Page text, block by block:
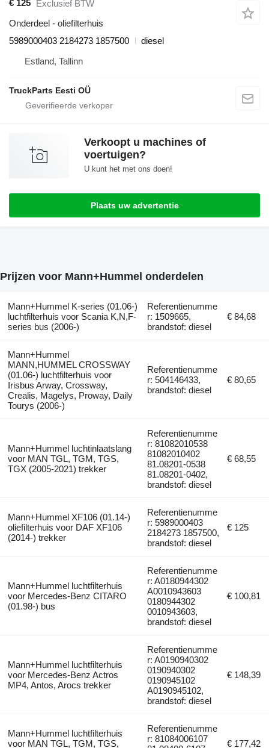
€ 125 Exclusief BTW
Onderdeel - oliefilterhuis
5989000403 2184273 1857500
diesel
Estland, Tallinn
TruckParts Eesti OÜ
Verkoopt u machines of
voertuigen?
U kunt het met ons doen!
Plaats uw advertentie
Prijzen voor Mann+Hummel onderdelen
Mann+Hummel K-series (01.06-)
luchtfilterhuis voor Scania K,N,F-
series bus (2006-)
Referentienumme
r: 1509665,
brandstof: diesel
€ 84,68
Mann+Hummel
MANN,HUMMEL CROSSWAY
(01.06-) luchtfilterhuis voor
Irisbus Arway, Crossway,
Crealis, Magelys, Proway, Daily
Tourys (2006-)
Referentienumme
r: 504146433,
brandstof: diesel
€ 80,65
Mann+Hummel luchtinlaatslang
voor MAN TGL, TGM, TGS,
TGX (2005-2021) trekker
Referentienumme
r: 81082010538
81082010402
81.08201-0538
81.08201-0402,
brandstof: diesel
€ 68,55
Mann+Hummel XF106 (01.14-)
oliefilterhuis voor DAF XF106
(2014-) trekker
Referentienumme
r: 5989000403
2184273 1857500,
brandstof: diesel
€ 125
Mann+Hummel luchtfilterhuis
voor Mercedes-Benz CITARO
(01.98-) bus
Referentienumme
r: A0180944302
A0010943603
0180944302
0010943603,
brandstof: diesel
€ 100,81
Mann+Hummel luchtfilterhuis
voor Mercedes-Benz Actros
MP4, Antos, Arocs trekker
Referentienumme
r: A0190940302
0190940302
0190945102
A0190945102,
brandstof: diesel
€ 148,39
Mann+Hummel luchtfilterhuis
voor MAN TGL, TGM, TGS,
Referentienumme
r: 81084006107
€ 177,42